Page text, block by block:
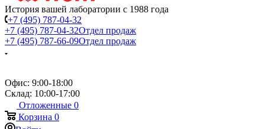
История вашей лаборатории с 1988 года
+7 (495) 787-04-32
+7 (495) 787-04-32Отдел продаж
+7 (495) 787-66-09Отдел продаж
Офис: 9:00-18:00
Склад: 10:00-17:00
Отложенные 0
Корзина 0